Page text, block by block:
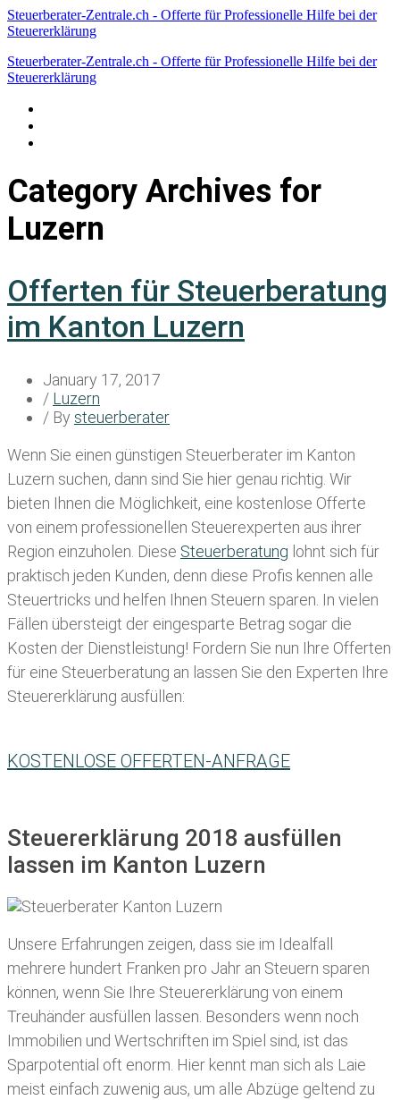
Steuerberater-Zentrale.ch - Offerte für Professionelle Hilfe bei der
Steuererklärung
Steuerberater-Zentrale.ch - Offerte für Professionelle Hilfe bei der
Steuererklärung
Category Archives for
Luzern
Offerten für Steuerberatung
im Kanton Luzern
January 17, 2017
/ Luzern
/ By steuerberater
Wenn Sie einen günstigen Steuerberater im Kanton
Luzern suchen, dann sind Sie hier genau richtig. Wir
bieten Ihnen die Möglichkeit, eine kostenlose Offerte
von einem professionellen Steuerexperten aus ihrer
Region einzuholen. Diese Steuerberatung lohnt sich für
praktisch jeden Kunden, denn diese Profis kennen alle
Steuertricks und helfen Ihnen Steuern sparen. In vielen
Fällen übersteigt der eingesparte Betrag sogar die
Kosten der Dienstleistung! Fordern Sie nun Ihre Offerten
für eine Steuerberatung an lassen Sie den Experten Ihre
Steuererklärung ausfüllen:
KOSTENLOSE OFFERTEN-ANFRAGE
Steuererklärung 2018 ausfüllen
lassen im Kanton Luzern
Unsere Erfahrungen zeigen, dass sie im Idealfall
mehrere hundert Franken pro Jahr an Steuern sparen
können, wenn Sie Ihre Steuererklärung von einem
Treuhänder ausfüllen lassen . Besonders wenn noch
Immobilien und Wertschriften im Spiel sind, ist das
Sparpotential oft enorm. Hier kennt man sich als Laie
meist einfach zuwenig aus, um alle Abzüge geltend zu